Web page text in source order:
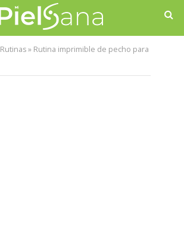
Rutinas» Rutina imprimible de pecho para